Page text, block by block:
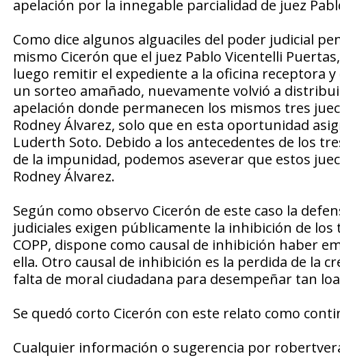
apelación por la innegable parcialidad de juez
Como dice algunos alguaciles del poder judicial
mismo Cicerón que el juez Pablo Vicentelli
luego remitir el expediente a la oficina receptora
un sorteo amañado, nuevamente volvió a
apelación donde permanecen los mismos tres
Rodney Álvarez, solo que en esta oportunidad
Luderth Soto. Debido a los antecedentes de los
de la impunidad, podemos aseverar que estos
Rodney Álvarez.
Según como observo Cicerón de este caso la
judiciales exigen públicamente la inhibición de
COPP, dispone como causal de inhibición haber
ella. Otro causal de inhibición es la perdida de la
falta de moral ciudadana para desempeñar tan
Se quedó corto Cicerón con este relato como
Cualquier información o sugerencia por